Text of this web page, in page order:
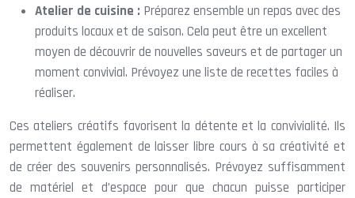
Atelier de cuisine : Préparez ensemble un repas avec des
produits locaux et de saison. Cela peut être un excellent
moyen de découvrir de nouvelles saveurs et de partager un
moment convivial. Prévoyez une liste de recettes faciles à
réaliser.
Ces ateliers créatifs favorisent la détente et la convivialité. Ils
permettent également de laisser libre cours à sa créativité et
de créer des souvenirs personnalisés. Prévoyez suffisamment
de matériel et d’espace pour que chacun puisse participer